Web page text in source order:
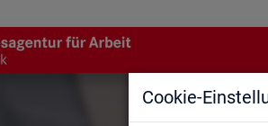
Cookie-